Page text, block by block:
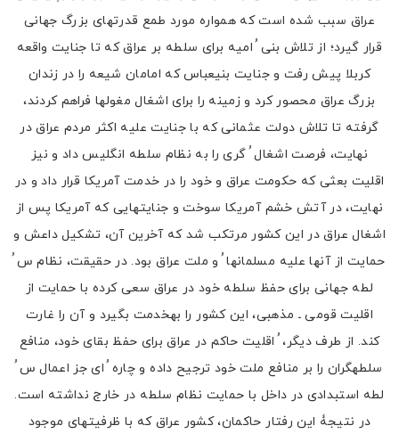
عراق سبب شده است که همواره مورد طمع قدرتهای بزرگ جهانی
قرار گیرد؛ از تلاش بنی ُ امیه برای سلطه بر عراق که تا جنایت واقعه
کربلا پیش رفت و جنایت بنیعباس که امامان شیعه را در زندان
بزرگ عراق محصور کرد و زمینه را برای اشغال مغولها فراهم کردند،
گرفته تا تلاش دولت عثمانی که با جنایت علیه اکثر مردم عراق در
نهایت، فرصت اشغال ُ گری را به نظام سلطه انگلیس داد و نیز
اقلیت بعثی که حکومت عراق و خود را در خدمت آمریکا قرار داد و در
نهایت، در آتش خشم آمریکا سوخت و جنایتهایی که آمریکا پس از
اشغال عراق در این کشور مرتکب شد که آخرین آن، تشکیل داعش و
حمایت از آنها علیه مسلمانها ُ و ملت عراق بود. در حقیقت، نظام س ُ
لطه جهانی برای حفظ سلطه خود در عراق سعی کرده با حمایت از
اقلیت قومی ـ مذهبی، این کشور را بهخدمت بگیرد و آن را غارت
کند. از طرف دیگر، ُ اقلیت حاکم در عراق برای حفظ بقای خود، منافع
سلطهگران را بر منافع ملت خود ترجیح داده و چاره ُ ای جز اعمال س ُ
لطه استبدادی در داخل با حمایت نظام سلطه در خارج نداشته است.
در نتیجۀ این رفتار حاکمان، کشور عراق که با ظرفیتهای موجود